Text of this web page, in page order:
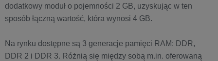
dodatkowy moduł o pojemności 2 GB, uzyskując w ten
sposób łączną wartość, która wynosi 4 GB.
Na rynku dostępne są 3 generacje pamięci RAM: DDR,
DDR 2 i DDR 3. Różnią się między sobą m.in. oferowaną